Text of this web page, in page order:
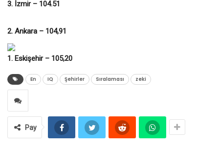
3. İzmir – 104.51
2. Ankara – 104,91
1. Eskişehir – 105,20
En IQ Şehirler Sıralaması zeki
Pay